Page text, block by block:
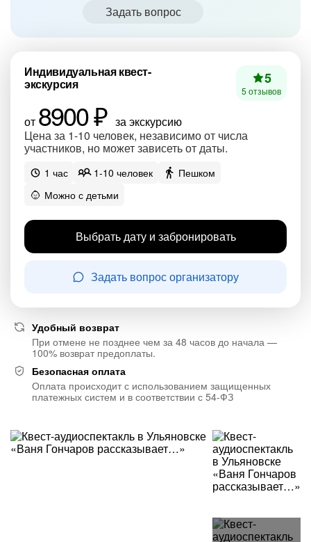
Задать вопрос
Индивидуальная квест-
экскурсия
от 8900 ₽ за экскурсию
Цена за 1-10 человек, независимо от числа
участников, но может зависеть от даты.
5
5 отзывов
1 час 1-10 человек
Пешком
Можно с детьми
Выбрать дату и забронировать
Задать вопрос организатору
Удобный возврат
При отмене не позднее чем за 48 часов до начала —
100% возврат предоплаты.
Безопасная оплата
Оплата происходит с использованием защищенных
платежных систем и в соответствии с 54-ФЗ